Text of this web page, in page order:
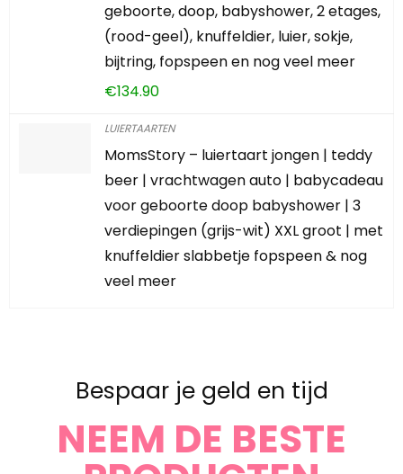
geboorte, doop, babyshower, 2 etages,
(rood-geel), knuffeldier, luier, sokje,
bijtring, fopspeen en nog veel meer
€134.90
LUIERTAARTEN
MomsStory – luiertaart jongen | teddy
beer | vrachtwagen auto | babycadeau
voor geboorte doop babyshower | 3
verdiepingen (grijs-wit) XXL groot | met
knuffeldier slabbetje fopspeen & nog
veel meer
Bespaar je geld en tijd
NEEM DE BESTE